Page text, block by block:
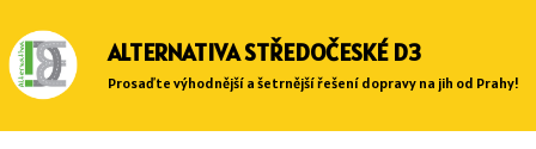
ALTERNATIVA STŘEDOČESKÉ D3
Prosaďte výhodnější a šetrnější řešení dopravy na jih od Prahy!